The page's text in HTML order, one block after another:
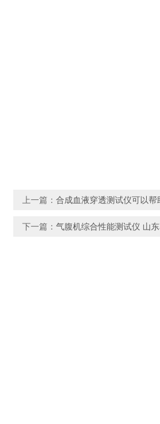
上一篇： 合成血液穿透测试仪可以
下一篇： 气腹机综合性能测试仪 山